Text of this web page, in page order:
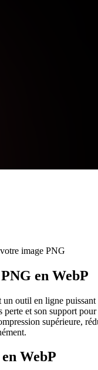
image PNG
en WebP
outil en ligne
perte et son support
supérieure,
WebP